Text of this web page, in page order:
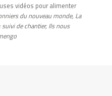
vidéos pour alimenter
du nouveau monde, La
de chantier, Ils nous